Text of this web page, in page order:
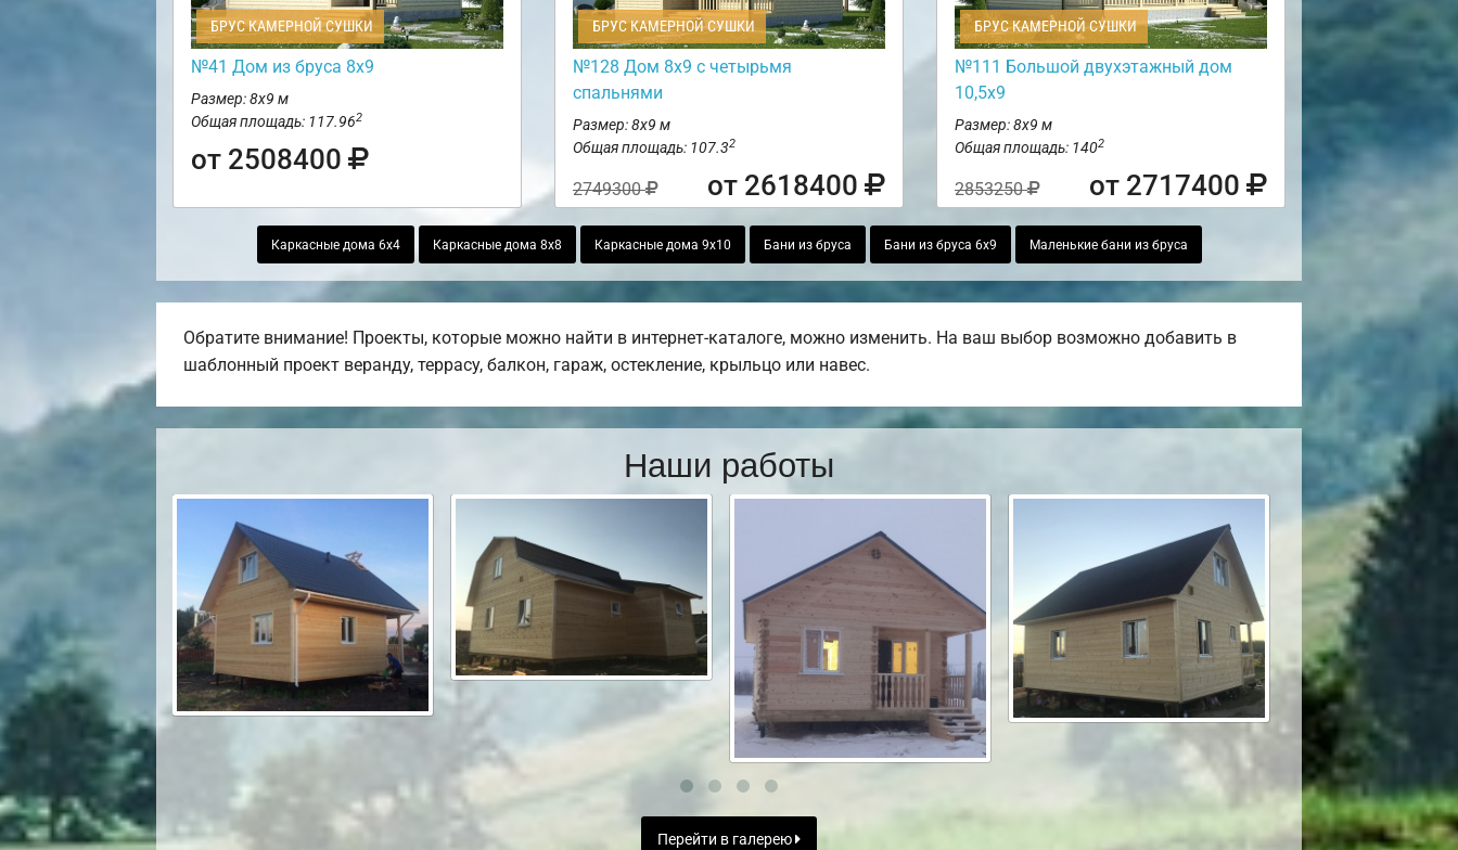
БРУС КАМЕРНОЙ СУШКИ
№41 Дом из бруса 8х9
Размер: 8х9 м
Общая площадь: 117.962
от 2508400
БРУС КАМЕРНОЙ СУШКИ
№128 Дом 8х9 с четырьмя
спальнями
Размер: 8х9 м
Общая площадь: 107.32
2749300 от 2618400
БРУС КАМЕРНОЙ СУШКИ
№111 Большой двухэтажный дом
10,5х9
Размер: 8х9 м
Общая площадь: 1402
2853250 от 2717400
Каркасные дома 6х4 Каркасные дома 8х8 Каркасные дома 9х10 Бани из бруса Бани из бруса 6х9 Маленькие бани из бруса
Обратите внимание! Проекты, которые можно найти в интернет-каталоге, можно изменить. На ваш выбор возможно добавить в
шаблонный проект веранду, террасу, балкон, гараж, остекление, крыльцо или навес.
Наши работы
Перейти в галерею